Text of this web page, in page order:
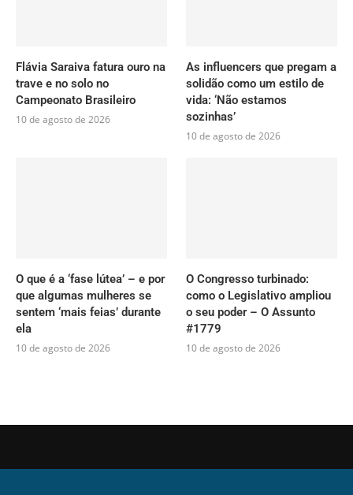
Flávia Saraiva fatura ouro na
trave e no solo no
Campeonato Brasileiro
10 de agosto de 2026
As influencers que pregam a
solidão como um estilo de
vida: ‘Não estamos
sozinhas’
10 de agosto de 2026
O que é a ‘fase lútea’ – e por
que algumas mulheres se
sentem ‘mais feias’ durante
ela
10 de agosto de 2026
O Congresso turbinado:
como o Legislativo ampliou
o seu poder – O Assunto
#1779
10 de agosto de 2026